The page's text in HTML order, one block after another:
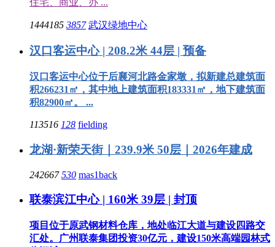
1444185 3857 武汉绿地中心
汉口客运中心 | 208.2米 44层 | 预备
汉口客运中心位于后襄河北路金家墩，拟新建总建筑面
积266231㎡，其中地上建筑面积183331㎡，地下建筑面
积82900㎡。 ...
113516 128 fielding
龙湖·新荣天街｜239.9米 50层｜2026年建成
242667530 mas1back
联泰滨江中心 | 160米 39层 | 封顶
项目位于原武钢材料仓库，地处临江大道与建设四路交
汇处。广州联泰集团投资30亿元，建设150米高端园林式